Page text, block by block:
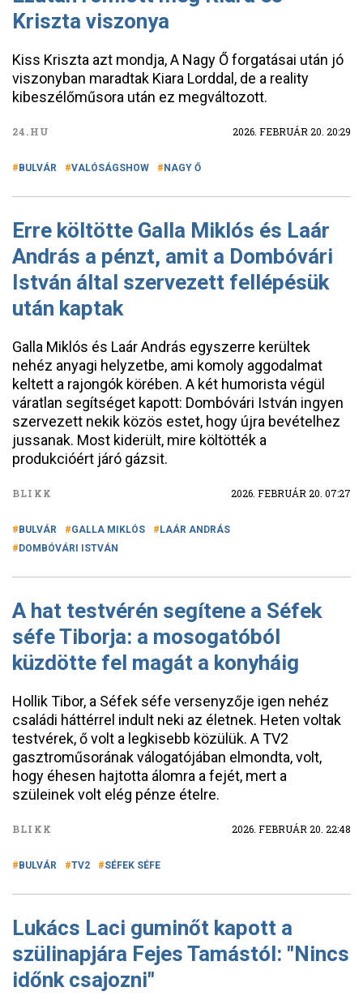
Kriszta viszonya
Kiss Kriszta azt mondja, A Nagy Ő forgatásai után jó
viszonyban maradtak Kiara Lorddal, de a reality
kibeszélőműsora után ez megváltozott.
24.HU 2026. FEBRUÁR 20. 20:29
BULVÁR VALÓSÁGSHOW NAGY Ő
Erre költötte Galla Miklós és Laár
András a pénzt, amit a Dombóvári
István által szervezett fellépésük
után kaptak
Galla Miklós és Laár András egyszerre kerültek
nehéz anyagi helyzetbe, ami komoly aggodalmat
keltett a rajongók körében. A két humorista végül
váratlan segítséget kapott: Dombóvári István ingyen
szervezett nekik közös estet, hogy újra bevételhez
jussanak. Most kiderült, mire költötték a
produkcióért járó gázsit.
BLIKK 2026. FEBRUÁR 20. 07:27
BULVÁR GALLA MIKLÓS
LAÁR ANDRÁS
DOMBÓVÁRI ISTVÁN
A hat testvérén segítene a Séfek
séfe Tiborja: a mosogatóból
küzdötte fel magát a konyháig
Hollik Tibor, a Séfek séfe versenyzője igen nehéz
családi háttérrel indult neki az életnek. Heten voltak
testvérek, ő volt a legkisebb közülük. A TV2
gasztroműsorának válogatójában elmondta, volt,
hogy éhesen hajtotta álomra a fejét, mert a
szüleinek volt elég pénze ételre.
BLIKK 2026. FEBRUÁR 20. 22:48
BULVÁR TV2 SÉFEK SÉFE
Lukács Laci guminőt kapott a
szülinapjára Fejes Tamástól: "Nincs
időnk csajozni"